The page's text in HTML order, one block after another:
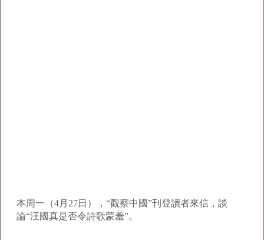
本周一（4月27日），“觀察中國”刊登讀者來信，談
論“汪國真是否令詩歌蒙羞”。